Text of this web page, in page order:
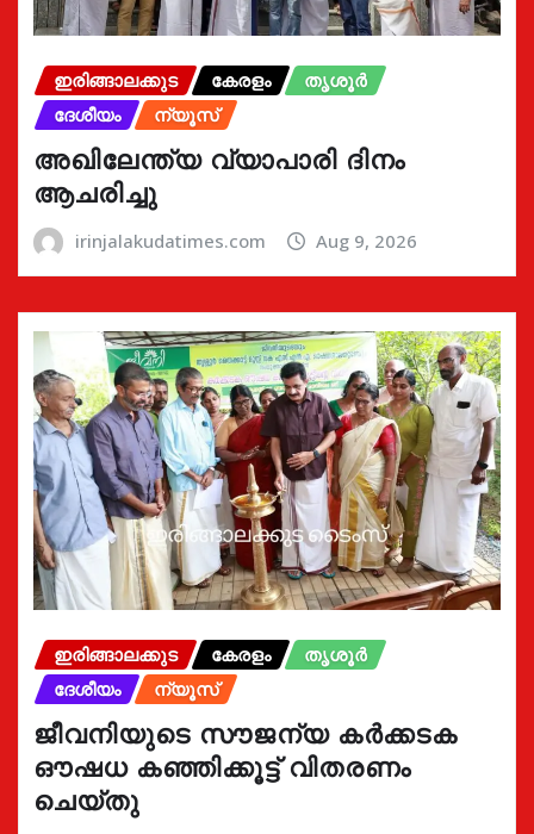
ഇരിങ്ങാലക്കുട കേരളം
തൃശൂർ
ദേശീയം
ന്യൂസ്
അഖിലേന്ത്യ വ്യാപാരി ദിനം
ആചരിച്ചു
irinjalakudatimes.com Aug 9, 2026
ഇരിങ്ങാലക്കുട കേരളം
തൃശൂർ
ദേശീയം
ന്യൂസ്
ജീവനിയുടെ സൗജന്യ കർക്കടക
ഔഷധ കഞ്ഞിക്കൂട്ട് വിതരണം
ചെയ്തു